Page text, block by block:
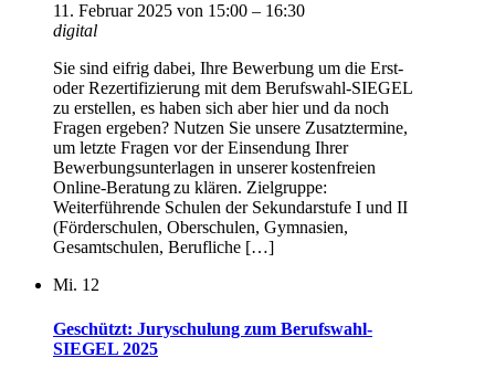
11. Februar 2025 von 15:00 – 16:30
digital
Sie sind eifrig dabei, Ihre Bewerbung um die Erst-
oder Rezertifizierung mit dem Berufswahl-SIEGEL
zu erstellen, es haben sich aber hier und da noch
Fragen ergeben? Nutzen Sie unsere Zusatztermine,
um letzte Fragen vor der Einsendung Ihrer
Bewerbungsunterlagen in unserer kostenfreien
Online-Beratung zu klären. Zielgruppe:
Weiterführende Schulen der Sekundarstufe I und II
(Förderschulen, Oberschulen, Gymnasien,
Gesamtschulen, Berufliche […]
Mi. 12
Geschützt: Juryschulung zum Berufswahl-
SIEGEL 2025